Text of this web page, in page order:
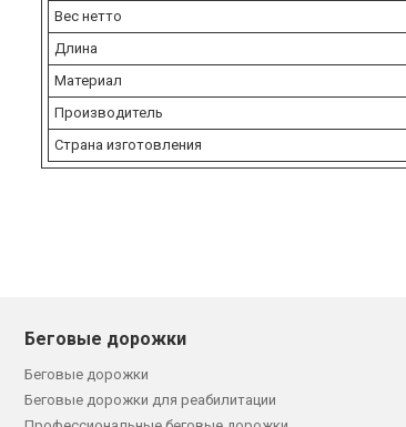
Вес нетто
Длина
Материал
Производитель
Страна изготовления
Беговые дорожки
Беговые дорожки
Беговые дорожки для реабилитации